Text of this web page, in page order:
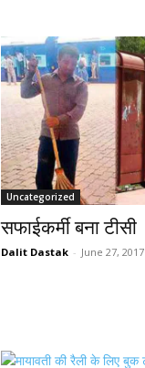
Uncategorized
सफाईकर्मी बना टीसी
Dalit Dastak - June 27, 2017